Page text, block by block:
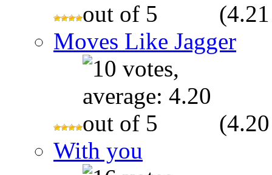
Moves Like Jagger
With you